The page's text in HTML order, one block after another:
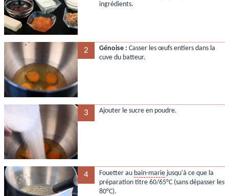
ingrédients.
2 Génoise : Casser les œufs entiers dans la
cuve du batteur.
3 Ajouter le sucre en poudre.
4 Fouetter au bain-mariejusqu'à ce que la
préparation titre 60/65°C (sans dépasser les
80°C).